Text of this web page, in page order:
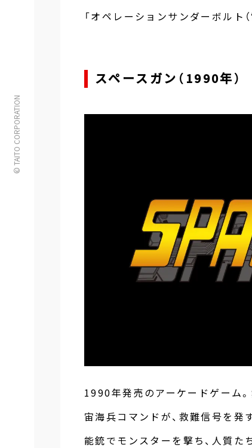
© TAITO CORPORATION
「オペレーションサンダーボルト
スペースガン（1990年）
1990年発売のアーケードゲーム
宙海兵コマンドが、救難信号を発
能銃でモンスターを撃ち、人質た